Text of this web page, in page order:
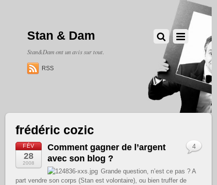
Stan & Dam
Stan&Dam ont un avis sur tout.
RSS
frédéric cozic
FÉV
28
2008
Comment gagner de l’argent
avec son blog ?
Grande question, n’est ce pas ? A
part vendre son corps (Stan est volontaire), ou bien truffer de
4